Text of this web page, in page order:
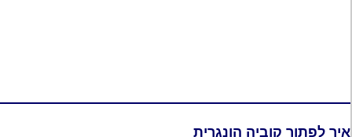
איך לפתור קוביה הונגרית